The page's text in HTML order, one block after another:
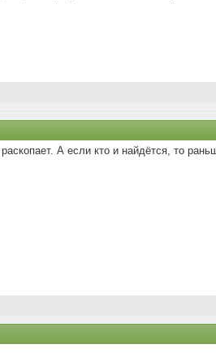
А если кто и найдётся, то